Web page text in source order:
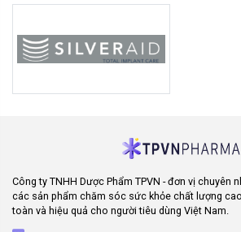
Công ty TNHH Dược Phẩm TPVN - đơn vị chuyên
các sản phẩm chăm sóc sức khỏe chất lượng
toàn và hiệu quả cho người tiêu dùng Việt Nam.